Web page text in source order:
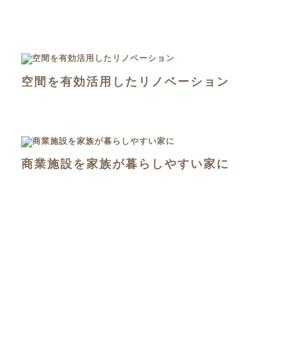
空間を有効活用したリノベーション
商業施設を家族が暮らしやすい家に